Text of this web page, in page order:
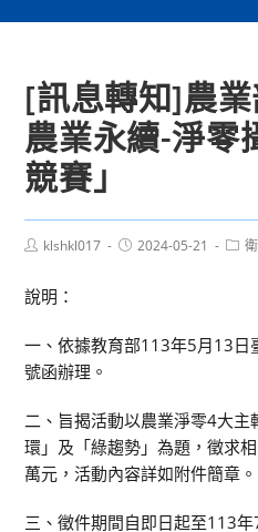
[訊息轉知]農
農業永續-淨零
競賽」
Postklshkl017
Post2024-05-21
Post
說明：
一、依據教育部113年5月13日
號函辦理。
二、旨揭活動以農業淨零4大
環」及「綠趨勢」為題，徵求
萬元，活動內容詳如附件簡章。
三、徵件期間自即日起至113